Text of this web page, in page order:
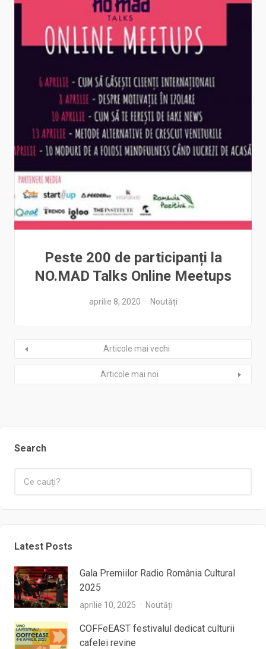
Peste 200 de participanți la
NO.MAD Talks Online Meetups
aprilie 8, 2020 Noutăți
Articole mai vechi
Articole mai noi
Search
Latest Posts
Gala Premiilor Radio România Cultural
2025
aprilie 10, 2025 Noutăți
COFFeEAST festivalul dedicat culturii
cafelei revine